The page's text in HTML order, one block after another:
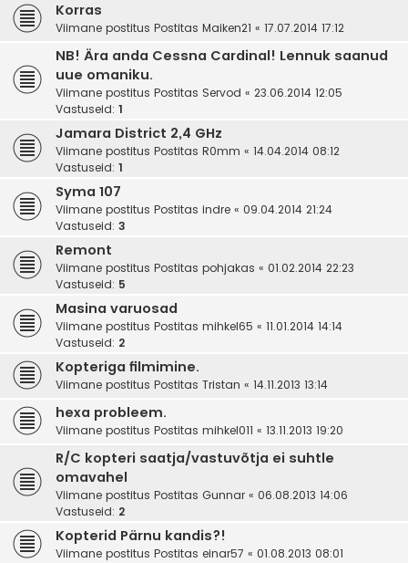
Korras
Viimane postitus Postitas Maiken21 « 17.07.2014 17:12
NB! Ära anda Cessna Cardinal! Lennuk saanud
uue omaniku.
Viimane postitus Postitas Servod « 23.06.2014 12:05
Vastuseid: 1
Jamara District 2,4 GHz
Viimane postitus Postitas R0mm « 14.04.2014 08:12
Vastuseid: 1
Syma 107
Viimane postitus Postitas indre « 09.04.2014 21:24
Vastuseid: 3
Remont
Viimane postitus Postitas pohjakas « 01.02.2014 22:23
Vastuseid: 5
Masina varuosad
Viimane postitus Postitas mihkel65 « 11.01.2014 14:14
Vastuseid: 2
Kopteriga filmimine.
Viimane postitus Postitas Tristan « 14.11.2013 13:14
hexa probleem.
Viimane postitus Postitas mihkel011 « 13.11.2013 19:20
R/C kopteri saatja/vastuvõtja ei suhtle
omavahel
Viimane postitus Postitas Gunnar « 06.08.2013 14:06
Vastuseid: 2
Kopterid Pärnu kandis?!
Viimane postitus Postitas einar57 « 01.08.2013 08:01